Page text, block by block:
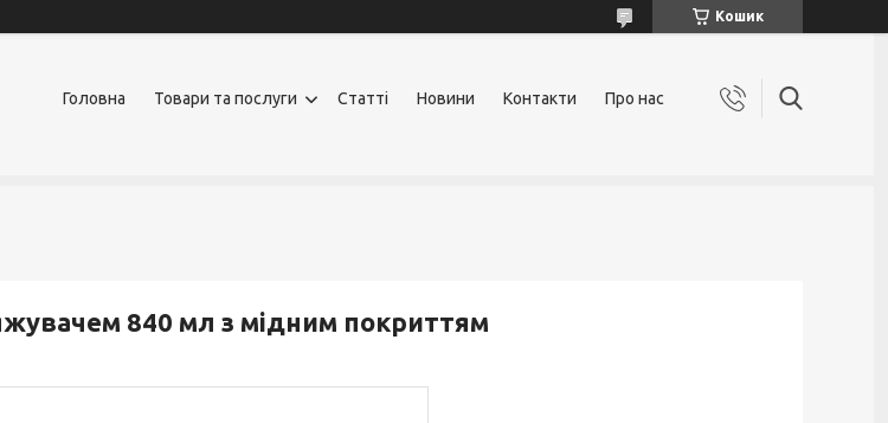
Кошик
Головна Товари та послуги Статті Новини Контакти Про нас
840 мл з мідним покриттям